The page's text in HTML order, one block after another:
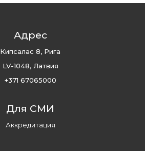
Адрес
Кипсалас 8, Рига
LV-1048, Латвия
+371 67065000
Для СМИ
Аккредитация